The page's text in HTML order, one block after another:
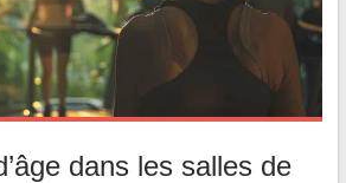
dans les salles de